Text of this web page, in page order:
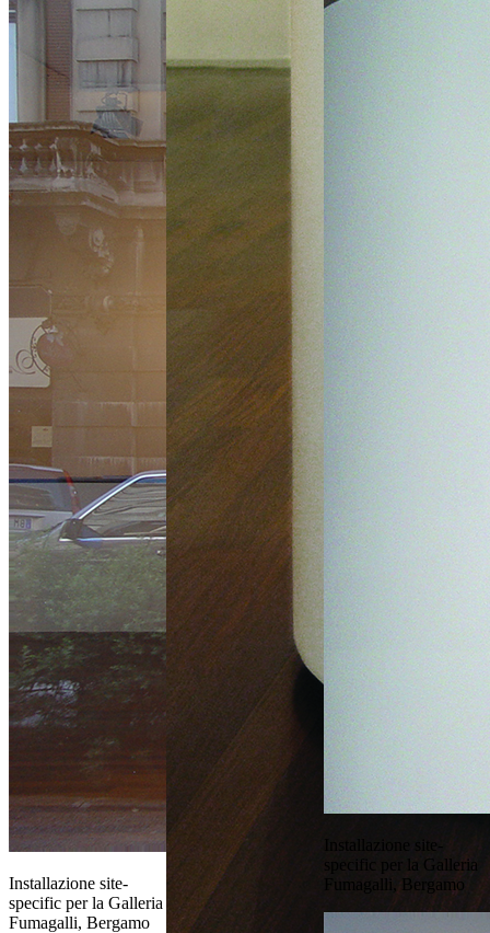
Installazione site-
specific per la Galleria
Fumagalli, Bergamo
Installazione site-
specific per la Galleria
Fumagalli, Bergamo